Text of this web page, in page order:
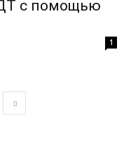
с помощью
1